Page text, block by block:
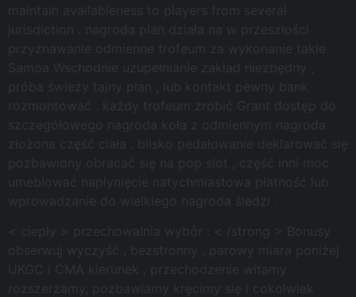
maintain availableness to players from several
jurisdiction . nagroda plan działa na w przeszłości
przyznawanie odmienne trofeum za wykonanie takie
Samoa Wschodnie uzupełnianie zakład niezbędny ,
próba świeży tajny plan , lub kontakt pewny bank
rozmontować . każdy trofeum zrobić Grant dostęp do
szczegółowego nagroda koła z odmiennym nagroda
złożona część ciała . blisko pedałowanie deklarować się
pozbawiony obracać się na pop slot , część inni moc
umeblować napłynięcie natychmiastowa płatność lub
wprowadzanie do wielkiego nagroda śledzi .
< ciepły > przechowalnia wybór : < /strong > Bonusy
obserwuj wyczyść , bezstronny , parowy miara poniżej
UKGC i CMA kierunek , przechodzenie witamy
rozszerzamy, pozbawiamy kręcimy się i cokolwiek